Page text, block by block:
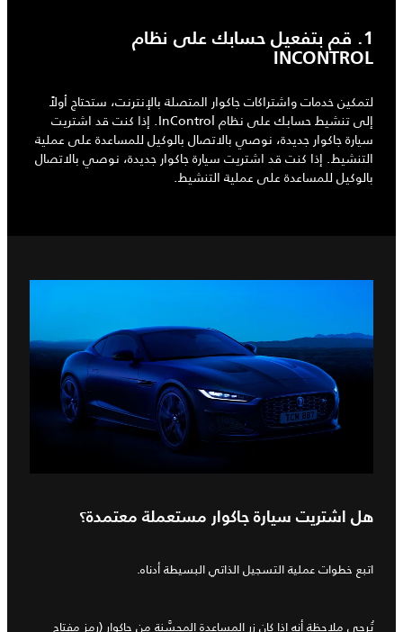
1. قم بتفعيل حسابك على نظام
INCONTROL
لتمكين خدمات واشتراكات جاكوار المتصلة بالإنترنت، ستحتاج أولاً
إلى تنشيط حسابك على نظام InControl. إذا كنت قد اشتريت
سيارة جاكوار جديدة، نوصي بالاتصال بالوكيل للمساعدة على عملية
التنشيط. إذا كنت قد اشتريت سيارة جاكوار جديدة، نوصي بالاتصال
بالوكيل للمساعدة على عملية التنشيط.
هل اشتريت سيارة جاكوار مستعملة معتمدة؟
اتبع خطوات عملية التسجيل الذاتي البسيطة أدناه.
تُرجى ملاحظة أنه إذا كان زر المساعدة المحسَّنة من جاكوار (رمز مفتاح